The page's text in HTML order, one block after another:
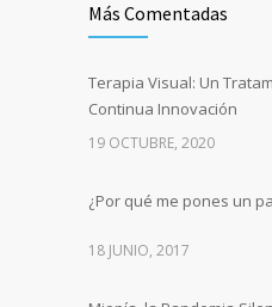
Más Comentadas
Terapia Visual: Un
Continua Innovación
19 OCTUBRE, 2020
¿Por qué me pones un
18 JUNIO, 2017